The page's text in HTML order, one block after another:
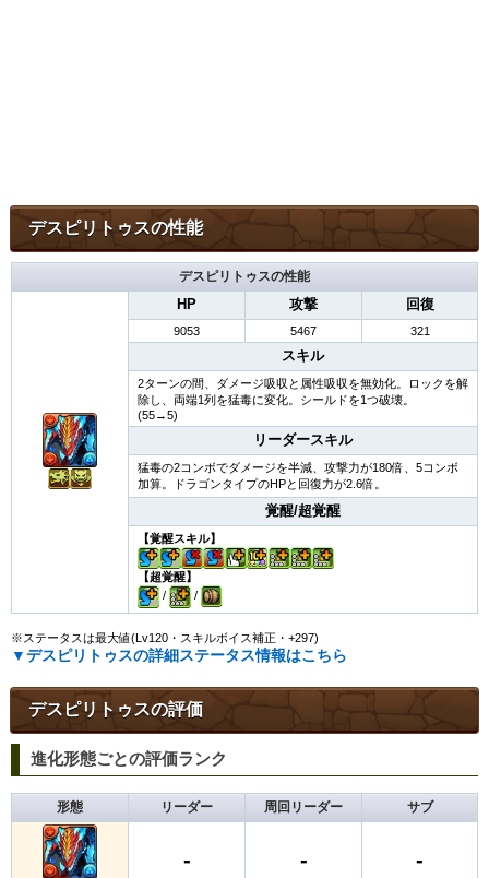
デスピリトゥスの性能
デスピリトゥスの性能
HP
攻撃 回復
9053 5467 321
スキル
2ターンの間、ダメージ吸収と属性吸収を無効化。ロックを解
除し、両端1列を猛毒に変化。シールドを1つ破壊。
(55→5)
リーダースキル
猛毒の2コンボでダメージを半減、攻撃力が180倍、5コンボ
加算。ドラゴンタイプのHPと回復力が2.6倍。
覚醒/超覚醒
【覚醒スキル】
【超覚醒】
/
/
※ステータスは最大値(Lv120・スキルボイス補正・+297)
▼デスピリトゥスの詳細ステータス情報はこちら
デスピリトゥスの評価
進化形態ごとの評価ランク
形態 リーダー 周回リーダー サブ
- - -